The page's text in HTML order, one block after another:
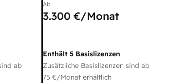
ab
Ab
3.300 €/Monat
Enthält 5 Basislizenzen
Zusätzliche Basislizenzen sind ab
75 €/Monat erhältlich